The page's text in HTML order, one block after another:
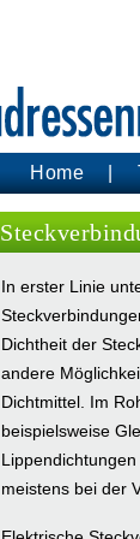
Home
In erster Linie
Dichtheit der
andere
Dichtmittel. Im
beispielsweise
meistens bei der